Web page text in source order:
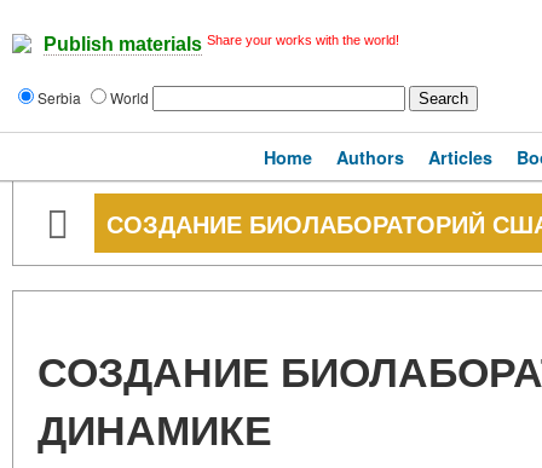
Publish materials Share your works with the world!
Serbia World
Home Authors Articles
СОЗДАНИЕ БИОЛАБОРАТОРИЙ
СОЗДАНИЕ
ДИНАМИКЕ